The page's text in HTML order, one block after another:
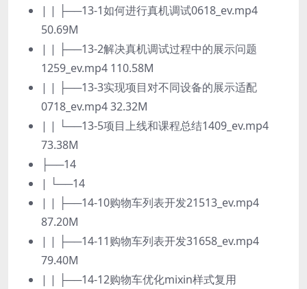
| | ├──13-1如何进行真机调试0618_ev.mp4
50.69M
| | ├──13-2解决真机调试过程中的展示问题
1259_ev.mp4 110.58M
| | ├──13-3实现项目对不同设备的展示适配
0718_ev.mp4 32.32M
| | └──13-5项目上线和课程总结1409_ev.mp4
73.38M
├──14
| └──14
| | ├──14-10购物车列表开发21513_ev.mp4
87.20M
| | ├──14-11购物车列表开发31658_ev.mp4
79.40M
| | ├──14-12购物车优化mixin样式复用